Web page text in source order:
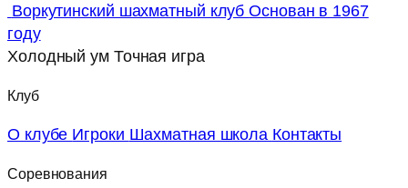
Воркутинский шахматный клубОснован в 1967
году
Холодный ум Точная игра
Клуб
О клубе Игроки Шахматная школа Контакты
Соревнования